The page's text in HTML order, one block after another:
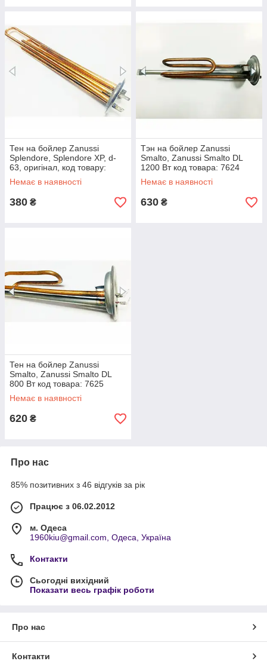
Тен на бойлер Zanussi
Splendore, Splendore XP, d-
63, оригінал, код товару:
7622
Немає в наявності
380 ₴
Тэн на бойлер Zanussi
Smalto, Zanussi Smalto DL
1200 Вт код товара: 7624
Немає в наявності
630 ₴
Тен на бойлер Zanussi
Smalto, Zanussi Smalto DL
800 Вт код товара: 7625
Немає в наявності
620 ₴
Про нас
85% позитивних з 46 відгуків за рік
Працює з 06.02.2012
м. Одеса
1960kiu@gmail.com, Одеса, Україна
Контакти
Сьогодні вихідний
Показати весь графік роботи
Про нас
Контакти